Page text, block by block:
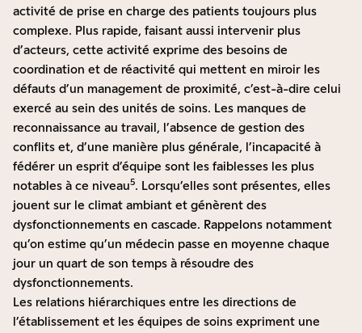
activité de prise en charge des patients toujours plus
complexe. Plus rapide, faisant aussi intervenir plus
d’acteurs, cette activité exprime des besoins de
coordination et de réactivité qui mettent en miroir les
défauts d’un management de proximité, c’est-à-dire celui
exercé au sein des unités de soins. Les manques de
reconnaissance au travail, l’absence de gestion des
conflits et, d’une manière plus générale, l’incapacité à
fédérer un esprit d’équipe sont les faiblesses les plus
notables à ce niveau5. Lorsqu’elles sont présentes, elles
jouent sur le climat ambiant et génèrent des
dysfonctionnements en cascade. Rappelons notamment
qu’on estime qu’un médecin passe en moyenne chaque
jour un quart de son temps à résoudre des
dysfonctionnements.
Les relations hiérarchiques entre les directions de
l’établissement et les équipes de soins expriment une